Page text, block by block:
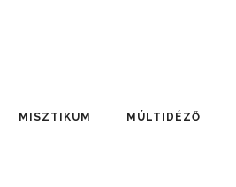
MISZTIKUM MÚLTIDÉZŐ